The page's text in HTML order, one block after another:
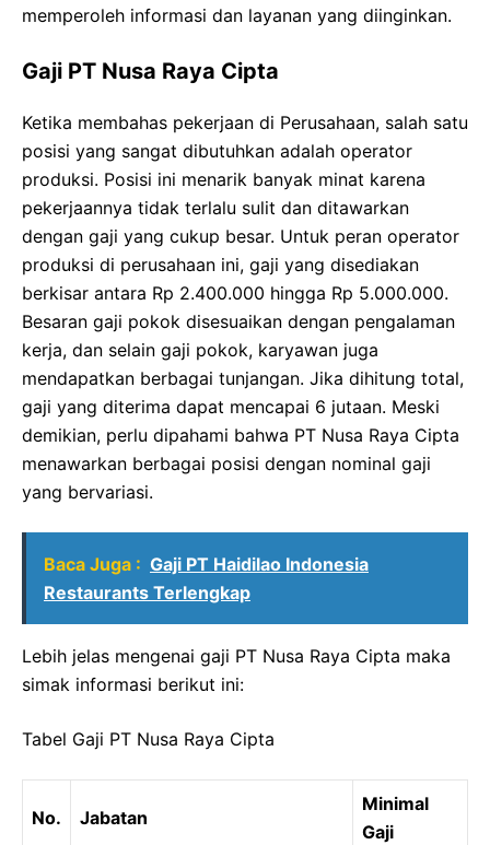
memperoleh informasi dan layanan yang diinginkan.
Gaji PT Nusa Raya Cipta
Ketika membahas pekerjaan di Perusahaan, salah satu
posisi yang sangat dibutuhkan adalah operator
produksi. Posisi ini menarik banyak minat karena
pekerjaannya tidak terlalu sulit dan ditawarkan
dengan gaji yang cukup besar. Untuk peran operator
produksi di perusahaan ini, gaji yang disediakan
berkisar antara Rp 2.400.000 hingga Rp 5.000.000.
Besaran gaji pokok disesuaikan dengan pengalaman
kerja, dan selain gaji pokok, karyawan juga
mendapatkan berbagai tunjangan. Jika dihitung total,
gaji yang diterima dapat mencapai 6 jutaan. Meski
demikian, perlu dipahami bahwa PT Nusa Raya Cipta
menawarkan berbagai posisi dengan nominal gaji
yang bervariasi.
Baca Juga : Gaji PT Haidilao Indonesia
Restaurants Terlengkap
Lebih jelas mengenai gaji PT Nusa Raya Cipta maka
simak informasi berikut ini:
Tabel Gaji PT Nusa Raya Cipta
No. Jabatan
Minimal
Gaji